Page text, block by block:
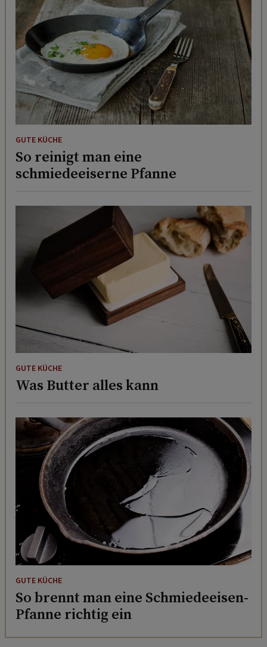
GUTE KÜCHE
So reinigt man eine
schmiedeeiserne Pfanne
GUTE KÜCHE
Was Butter alles kann
GUTE KÜCHE
So brennt man eine Schmiedeeisen-
Pfanne richtig ein